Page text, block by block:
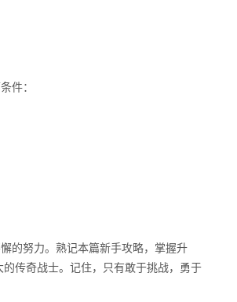
件：
的努力。熟记本篇新手攻略，掌握升
传奇战士。记住，只有敢于挑战，勇于